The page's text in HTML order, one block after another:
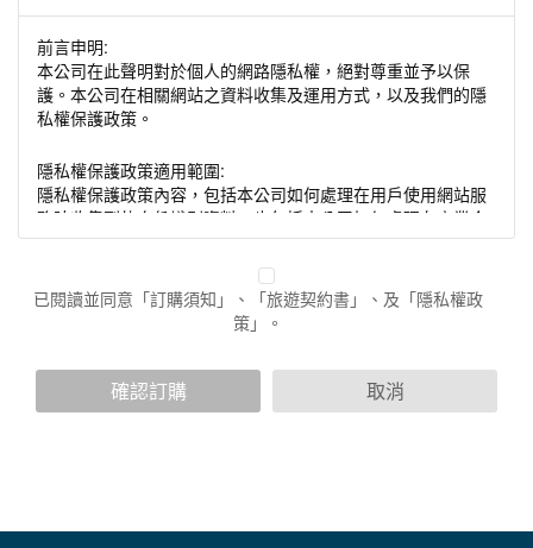
前言申明:
本公司在此聲明對於個人的網路隱私權，絕對尊重並予以保
護。本公司在相關網站之資料收集及運用方式，以及我們的隱
私權保護政策。
隱私權保護政策適用範圍:
隱私權保護政策內容，包括本公司如何處理在用戶使用網站服
務時收集到的身份識別資料，也包括本公司如何處理在商業合
作與本公司合作時分享的任何身份識別資料。隱私權保護政策
不適用於本公司以外的公司或網站群，與非本站所僱用或管理
人員。例如您透過本公司旗下網站上的廣告廠商連結，這些置
放連結的廠商也可能蒐集您個人的資料。對於您主動提供的個
人資訊，這些廣告廠商或連結網站有其個別的隱私權保護政
您個人在本網站上的聊天室或討論區中任意公開個人資料的行
為，在非經加密的保護下，亦不適用於本公司隱私權保護政
個人的資料，其範圍如下：
已閱讀並同意「訂購須知」、「旅遊契約書」、及「隱私權政
策」。
確認訂購 取消